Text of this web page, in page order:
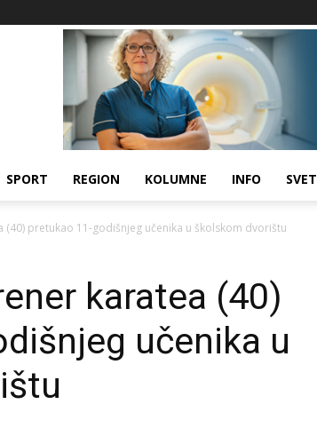
SPORT REGION KOLUMNE INFO SVET
(40) pretukao 11-godišnjeg učenika u školskom dvorištu
karatea (40)
učenika u